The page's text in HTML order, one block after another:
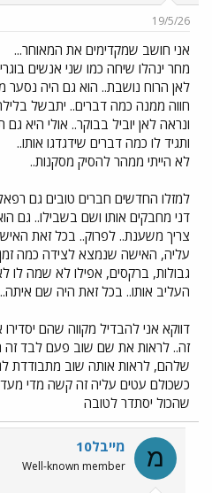
19/5/26
אני חושב שמקדימים את המאוחר...
מחר ינהלו שיחה כמו שני אנשים
לאן הרוח נושבת.. הוא גם היה נסער
חווה ממנה כמה דברים.. יתבשל
ונראה לאן יוביל בבוקר.. אולי היא גם
ותגיד לו כמה דברים שידגדגו אותו..
לא הייתי ממהר להסיק מסקנות..
למזלו החדשים חברים טובים גם
דני מחבקים אותו ושם בשבילו.. גם
צריך משענת.. לפרוק.. בכל זאת
עליה, האישה שנמצא לצידה כמה
גבולות, ברקסים, אפילו לא שמה לו
העליב אותו.. בכל זאת היה שם איתה..
דווקא אני להבדיל מקווה שהם
זה.. לראות את שם שוב פעם לבד זה
שלהם, לראות אותה שוב מתבודדת
כשכולם עטים עליה זה קשה מדי
שהכול יסתדר לטובה
מ מייבל10
Well-known member